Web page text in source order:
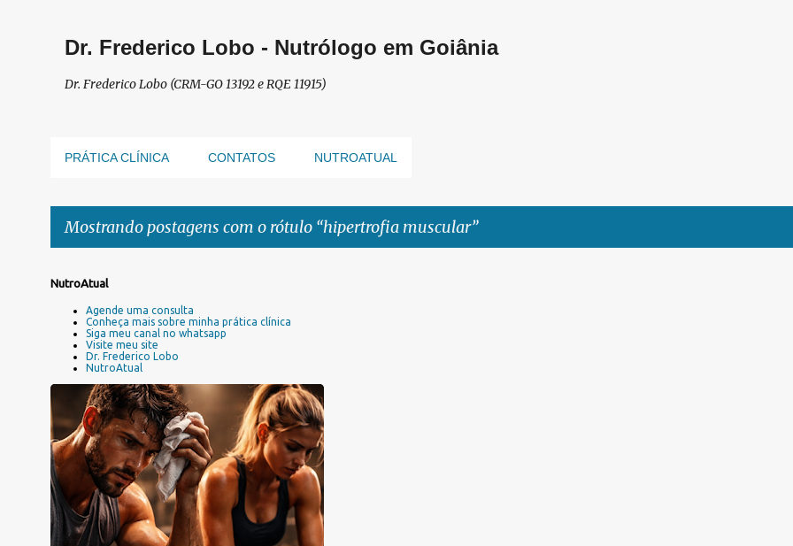
Dr. Frederico Lobo - Nutrólogo em Goiânia
Dr. Frederico Lobo (CRM-GO 13192 e RQE 11915)
PRÁTICA CLÍNICA CONTATOS NUTROATUAL
Mostrando postagens com o rótulo hipertrofia muscular
P
e
n
s
NutroAtual
Agende uma consulta
Conheça mais sobre minha prática clínica
Siga meu canal no whatsapp
Visite meu site
Dr. Frederico Lobo
NutroAtual
DOR DOR MUSCULAR +7